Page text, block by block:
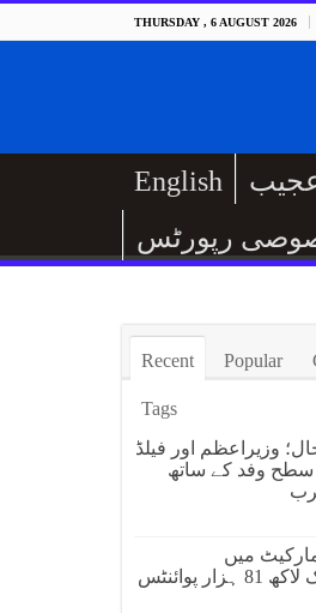
THURSDAY , 6 AUGUST 2026
English
رپورٹس
Recent Popular
Tags
وزیراعظم اور فیلڈ
سطح وفد کے ساتھ
میں
تیزی،انڈیکس ایک لاکھ 81 ہزار پوائنٹس